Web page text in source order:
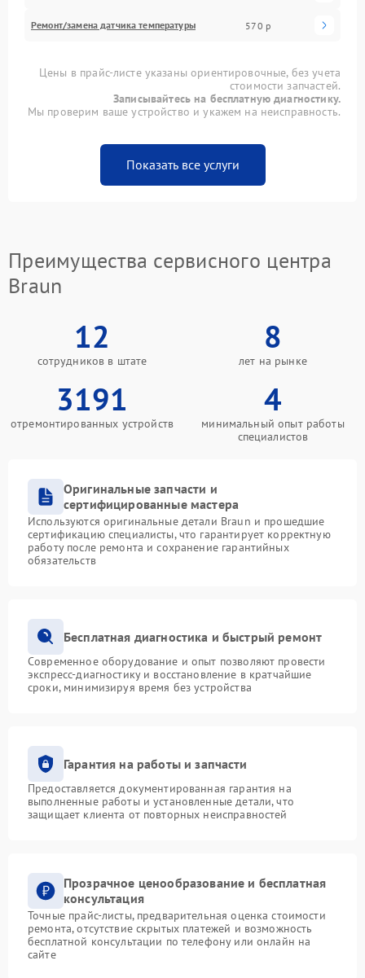
Ремонт/замена датчика температуры 570 р
Цены в прайс-листе указаны ориентировочные, без учета
стоимости запчастей.
Записывайтесь на бесплатную диагностику.
Мы проверим ваше устройство и укажем на неисправность.
Показать все услуги
Преимущества сервисного центра
Braun
12
сотрудников в штате
8
лет на рынке
3191
отремонтированных устройств
4
минимальный опыт работы
специалистов
Оригинальные запчасти и
сертифицированные мастера
Используются оригинальные детали Braun и прошедшие
сертификацию специалисты, что гарантирует корректную
работу после ремонта и сохранение гарантийных
обязательств
Бесплатная диагностика и быстрый ремонт
Современное оборудование и опыт позволяют провести
экспресс-диагностику и восстановление в кратчайшие
сроки, минимизируя время без устройства
Гарантия на работы и запчасти
Предоставляется документированная гарантия на
выполненные работы и установленные детали, что
защищает клиента от повторных неисправностей
Прозрачное ценообразование и бесплатная
консультация
Точные прайс-листы, предварительная оценка стоимости
ремонта, отсутствие скрытых платежей и возможность
бесплатной консультации по телефону или онлайн на
сайте